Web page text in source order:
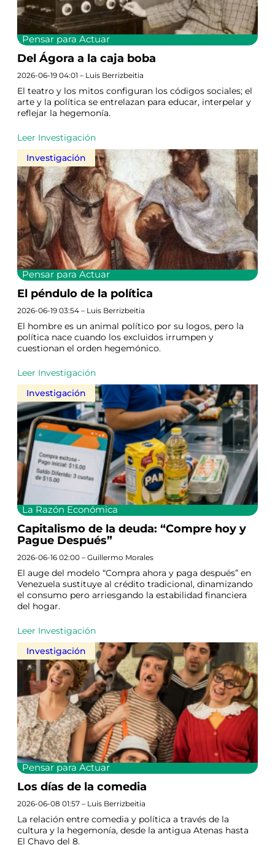
Pensar para Actuar
Del Ágora a la caja boba
2026-06-19 04:01 – Luis Berrizbeitia
El teatro y los mitos configuran los códigos sociales; el
arte y la política se entrelazan para educar, interpelar y
reflejar la hegemonía.
Leer Investigación
Investigación
Pensar para Actuar
El péndulo de la política
2026-06-19 03:54 – Luis Berrizbeitia
El hombre es un animal político por su logos, pero la
política nace cuando los excluidos irrumpen y
cuestionan el orden hegemónico.
Leer Investigación
Investigación
La Razón Económica
Capitalismo de la deuda: “Compre hoy y
Pague Después”
2026-06-16 02:00 – Guillermo Morales
El auge del modelo “Compra ahora y paga después” en
Venezuela sustituye al crédito tradicional, dinamizando
el consumo pero arriesgando la estabilidad financiera
del hogar.
Leer Investigación
Investigación
Pensar para Actuar
Los días de la comedia
2026-06-08 01:57 – Luis Berrizbeitia
La relación entre comedia y política a través de la
cultura y la hegemonía, desde la antigua Atenas hasta
El Chavo del 8.